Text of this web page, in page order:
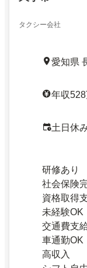
タクシー会社
愛知県
年収
土日休
研修あり
社会保険
資格取得
未経験OK
交通費支
車通勤OK
高収入